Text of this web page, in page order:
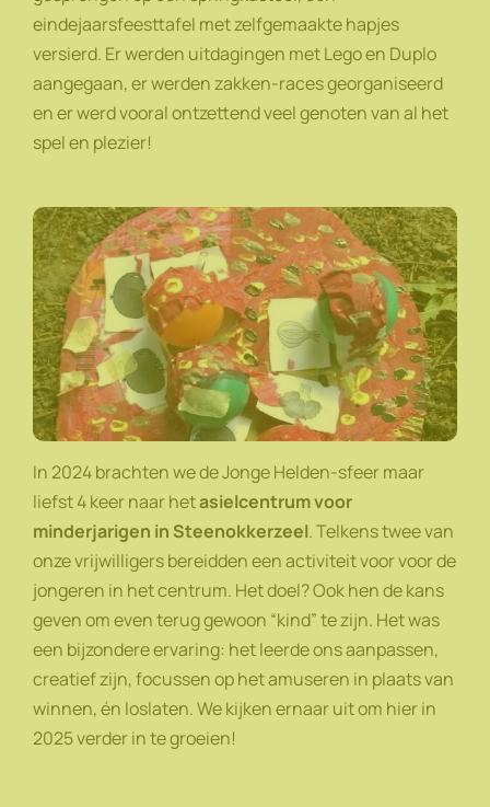
eindejaarsfeesttafel met zelfgemaakte hapjes
versierd. Er werden uitdagingen met Lego en Duplo
aangegaan, er werden zakken-races georganiseerd
en er werd vooral ontzettend veel genoten van al het
spel en plezier!
In 2024 brachten we de Jonge Helden-sfeer maar
liefst 4 keer naar hetasielcentrum voor
minderjarigen in Steenokkerzeel. Telkens twee van
onze vrijwilligers bereidden een activiteit voor voor de
jongeren in het centrum. Het doel? Ook hen de kans
geven om even terug gewoon “kind” te zijn. Het was
een bijzondere ervaring: het leerde ons aanpassen,
creatief zijn, focussen op het amuseren in plaats van
winnen, én loslaten. We kijken ernaar uit om hier in
2025 verder in te groeien!